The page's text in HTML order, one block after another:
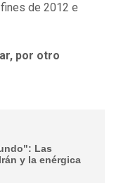
de 2012 e
por otro
Las
y la enérgica